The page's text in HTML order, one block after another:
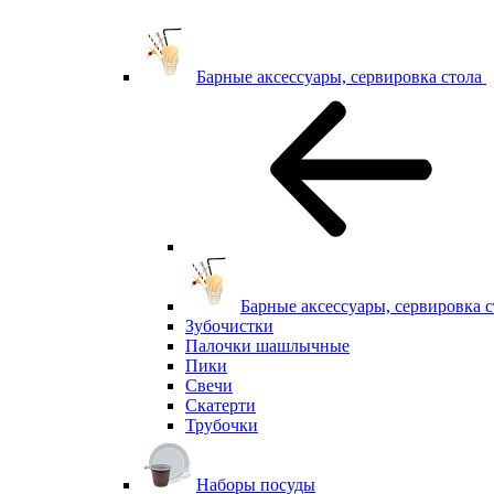
Барные аксессуары, сервировка стола
Барные аксессуары, сервировка
Зубочистки
Палочки шашлычные
Пики
Свечи
Скатерти
Трубочки
Наборы посуды